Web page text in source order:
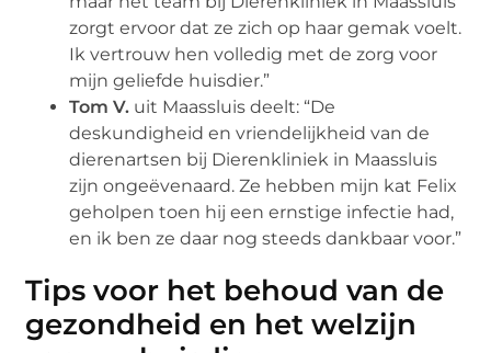
zorgt ervoor dat ze zich op haar gemak voelt.
Ik vertrouw hen volledig met de zorg voor
mijn geliefde huisdier.”
Tom V. uit Maassluis deelt: “De
deskundigheid en vriendelijkheid van de
dierenartsen bij Dierenkliniek in Maassluis
zijn ongeëvenaard. Ze hebben mijn kat Felix
geholpen toen hij een ernstige infectie had,
en ik ben ze daar nog steeds dankbaar voor.”
Tips voor het behoud van de
gezondheid en het welzijn